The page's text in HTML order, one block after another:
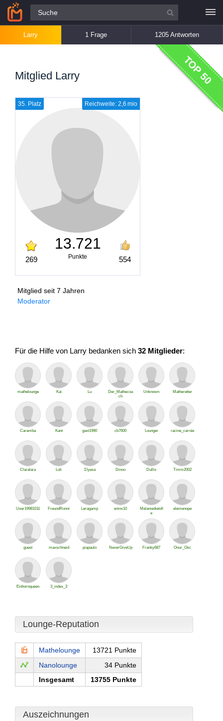
Alle Fragen
Larry 1 Frage 1205 Antworten
Mitglied Larry TOP 50
Reichweite: 2,6 mio
35. Platz
269
13.721
Punkte 554
Mitglied seit 7 Jahren
Moderator
Für die Hilfe von Larry bedanken sich 32 Mitglieder:
mathelounge Kai Lu
Der_Mathecoa
ch
Unknown Matheretter
Caramba Kant gast1990 cb7600 Lounger racine_carrée
Claralara Loli Σlyesa Dinoo Dullis Timm2002
User19981011 FreundRonni Leragamp eninx10
Melaniedietoll
e
elemenope
guest maxschneid piapaulo NeverGiveUp Franky687 Onur_Gkc
Einhornqueen 3_index_3
Lounge-Reputation
Mathelounge
13721 Punkte
Nanolounge
34 Punkte
Insgesamt
13755 Punkte
Auszeichnungen